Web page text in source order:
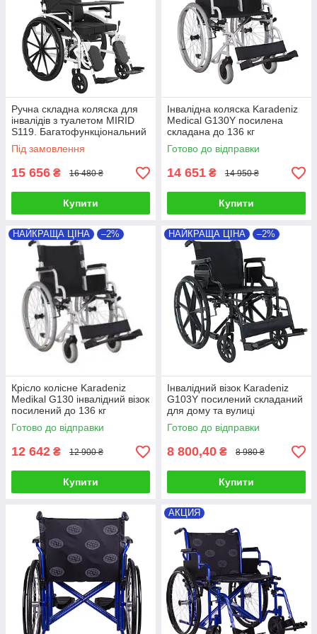
комфорт щодня
довговічність конструкції
Ценайкращий вибір для людей із великою масою тіла,
які шукають надійну інвалідну коляску підвищеної
міцності.
стабільність і комфорт без ризику поломки.
Ручна складна коляска для
інвалідів з туалетом MIRID
S119. Багатофункціональний
інвалідне крісло.
Під замовлення
15 656 ₴ 16 480 ₴
Купити
Інвалідна коляска Karadeniz
Medical G130Y посилена
складана до 136 кг
Готово до відправки
14 651 ₴ 14 950 ₴
Купити
НАЙКРАЩА ЦІНА –2%
Крісло колісне Karadeniz
Medikal G130 інвалідний візок
посилений до 136 кг
Готово до відправки
12 642 ₴ 12 900 ₴
Купити
НАЙКРАЩА ЦІНА –2%
Інвалідний візок Karadeniz
G103Y посилений складаний
для дому та вулиці
Готово до відправки
8 800,40 ₴ 8 980 ₴
Купити
АКЦИЯ